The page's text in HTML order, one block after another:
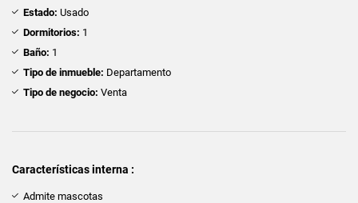
Estado: Usado
Dormitorios: 1
Baño: 1
Tipo de inmueble: Departamento
Tipo de negocio: Venta
Características interna :
Admite mascotas